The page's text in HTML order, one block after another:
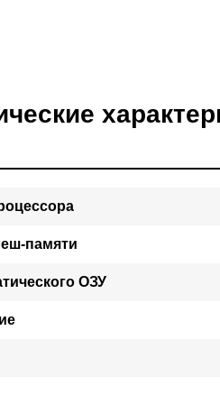
памяти
ОЗУ